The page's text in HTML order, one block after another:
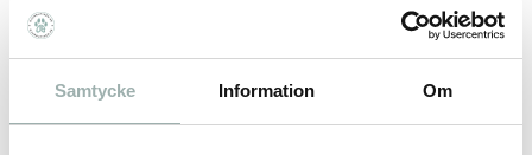
Samtycke Information Om
benstommens funktioner.
Rekommenderas till hundar över 8 år,
Smaklig och enkel för dagligt bruk. En öppnad